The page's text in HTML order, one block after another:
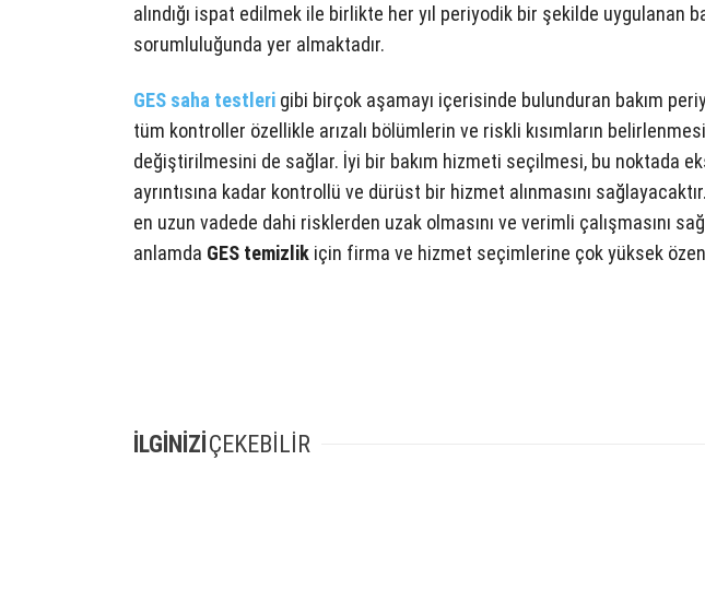
alındığı ispat edilmek ile birlikte her yıl periyodik bir şekilde uygulanan
sorumluluğunda yer almaktadır.
GES saha testleri gibi birçok aşamayı içerisinde bulunduran bakım
tüm kontroller özellikle arızalı bölümlerin ve riskli kısımların
değiştirilmesini de sağlar. İyi bir bakım hizmeti seçilmesi, bu noktada
ayrıntısına kadar kontrollü ve dürüst bir hizmet alınmasını
en uzun vadede dahi risklerden uzak olmasını ve verimli çalışmasını
anlamda GES temizlik için firma ve hizmet seçimlerine çok yüksek
İLGİNİZİ ÇEKEBİLİR